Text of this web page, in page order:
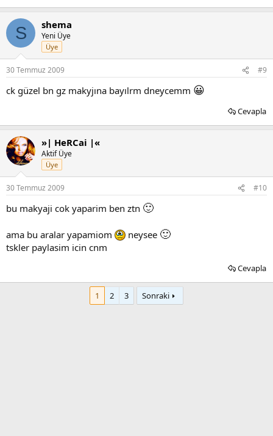
S shema
Yeni Üye
Üye
30 Temmuz 2009 #9
ck güzel bn gz makyjına bayılrm dneycemm 😀
Cevapla
»| HeRCai |«
Aktif Üye
Üye
30 Temmuz 2009 #10
bu makyaji cok yaparim ben ztn 🙂
ama bu aralar yapamiom neysee 🙂
tskler paylasim icin cnm
Cevapla
1 2 3 Sonraki